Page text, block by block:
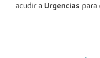
acudir a Urgencias para